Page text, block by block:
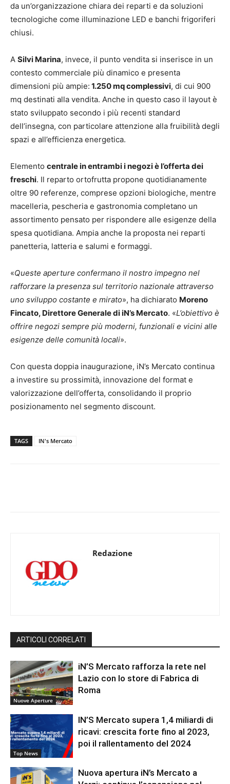
da un’organizzazione chiara dei reparti e da soluzioni
tecnologiche come illuminazione LED e banchi frigoriferi
chiusi.
A Silvi Marina, invece, il punto vendita si inserisce in un
contesto commerciale più dinamico e presenta
dimensioni più ampie: 1.250 mq complessivi, di cui 900
mq destinati alla vendita. Anche in questo caso il layout è
stato sviluppato secondo i più recenti standard
dell’insegna, con particolare attenzione alla fruibilità degli
spazi e all’efficienza energetica.
Elemento centrale in entrambi i negozi è l’offerta dei
freschi. Il reparto ortofrutta propone quotidianamente
oltre 90 referenze, comprese opzioni biologiche, mentre
macelleria, pescheria e gastronomia completano un
assortimento pensato per rispondere alle esigenze della
spesa quotidiana. Ampia anche la proposta nei reparti
panetteria, latteria e salumi e formaggi.
«Queste aperture confermano il nostro impegno nel
rafforzare la presenza sul territorio nazionale attraverso
uno sviluppo costante e mirato», ha dichiarato Moreno
Fincato, Direttore Generale di iN’s Mercato. «L’obiettivo è
offrire negozi sempre più moderni, funzionali e vicini alle
esigenze delle comunità locali».
Con questa doppia inaugurazione, iN’s Mercato continua
a investire su prossimità, innovazione del format e
valorizzazione dell’offerta, consolidando il proprio
posizionamento nel segmento discount.
TAGS IN's Mercato
Redazione
ARTICOLI CORRELATI
Nuove Aperture
iN’S Mercato rafforza la rete nel
Lazio con lo store di Fabrica di
Roma
Top News
IN’S Mercato supera 1,4 miliardi di
ricavi: crescita forte fino al 2023,
poi il rallentamento del 2024
Nuova apertura iN’s Mercato a